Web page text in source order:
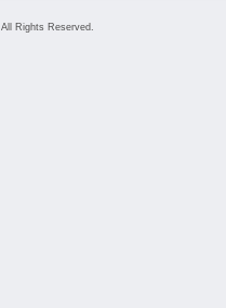
All Rights Reserved.